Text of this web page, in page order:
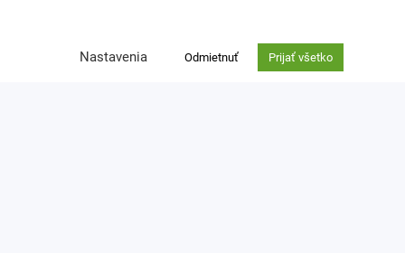
Nastavenia Odmietnuť Prijať všetko